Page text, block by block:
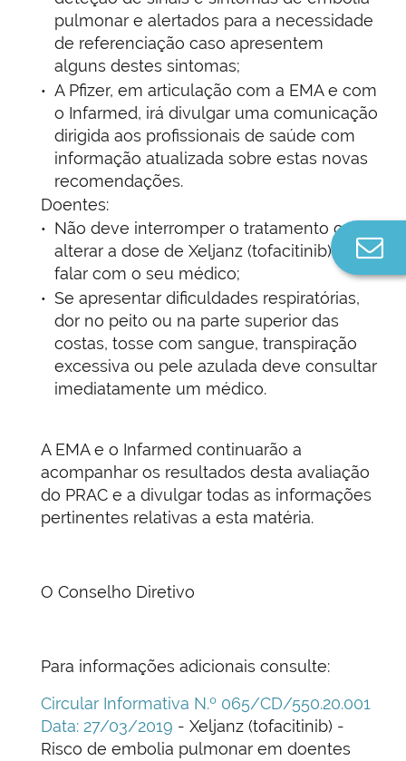
pulmonar e alertados para a necessidade
de referenciação caso apresentem
alguns destes sintomas;
A Pfizer, em articulação com a EMA e com
o Infarmed, irá divulgar uma comunicação
dirigida aos profissionais de saúde com
informação atualizada sobre estas novas
recomendações.
Doentes:
Não deve interromper o tratamento ou
alterar a dose de Xeljanz (tofacitinib) sem
falar com o seu médico;
Se apresentar dificuldades respiratórias,
dor no peito ou na parte superior das
costas, tosse com sangue, transpiração
excessiva ou pele azulada deve consultar
imediatamente um médico.
A EMA e o Infarmed continuarão a
acompanhar os resultados desta avaliação
do PRAC e a divulgar todas as informações
pertinentes relativas a esta matéria.
O Conselho Diretivo
Para informações adicionais consulte:
Circular Informativa N.º 065/CD/550.20.001
Data: 27/03/2019 - Xeljanz (tofacitinib) -
Risco de embolia pulmonar em doentes